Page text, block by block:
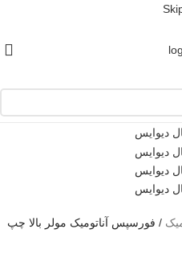
عمر استفاده ]
/ فورسپس آناتومیک مولر بالا چپ